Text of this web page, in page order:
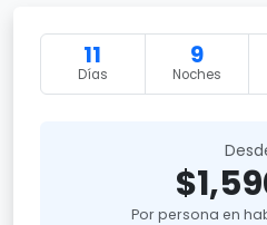
11
Días
9
Noches
Por persona en